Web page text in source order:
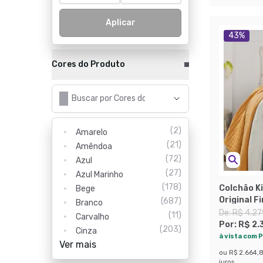
Aplicar
Cores do Produto
Amarelo (2)
Amêndoa
(21)
Azul
(72)
Azul Marinho
(27)
Bege
(178)
Branco
(687)
Carvalho
(11)
Cinza
(203)
Ver mais
43%
Colchão
Original
Branco
De:R$
Por: R$
à vista com
ou R$